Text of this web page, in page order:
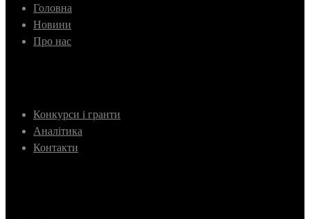
Головна
Новини
Про нас
Конкурси і гранти
Аналітика
Контакти